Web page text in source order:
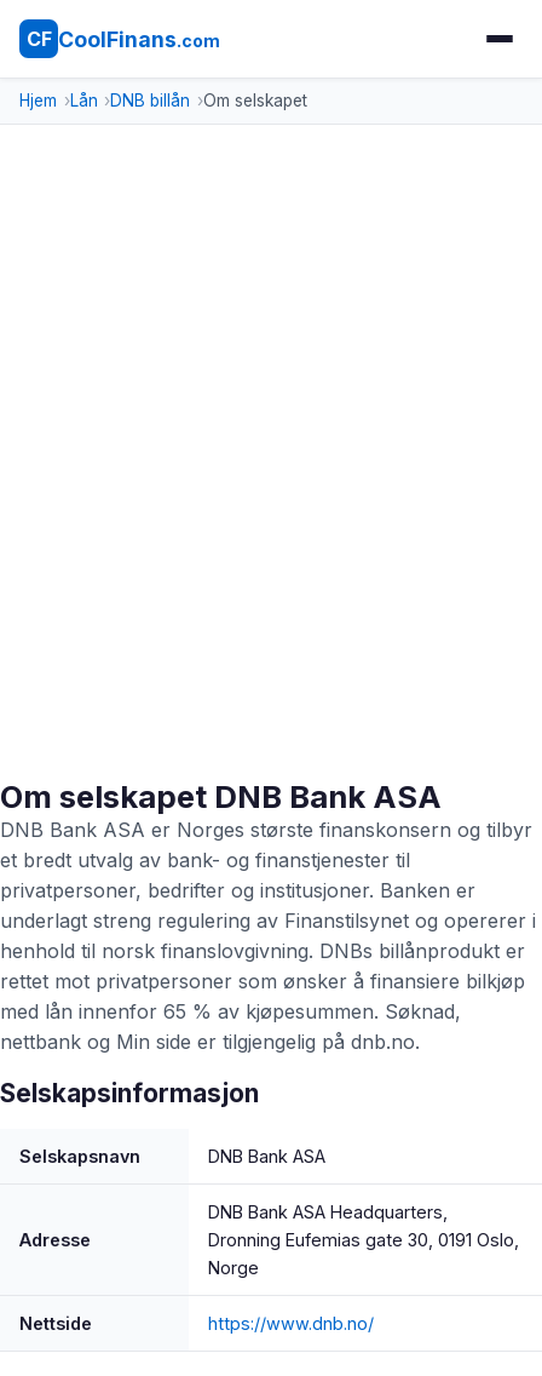
CF CoolFinans.com
Hjem Lån DNB billån Om selskapet
Om selskapet DNB Bank ASA
DNB Bank ASA er Norges største finanskonsern og tilbyr
et bredt utvalg av bank- og finanstjenester til
privatpersoner, bedrifter og institusjoner. Banken er
underlagt streng regulering av Finanstilsynet og opererer i
henhold til norsk finanslovgivning. DNBs billånprodukt er
rettet mot privatpersoner som ønsker å finansiere bilkjøp
med lån innenfor 65 % av kjøpesummen. Søknad,
nettbank og Min side er tilgjengelig på dnb.no.
Selskapsinformasjon
Selskapsnavn DNB Bank ASA
Adresse
DNB Bank ASA Headquarters,
Dronning Eufemias gate 30, 0191 Oslo,
Norge
Nettside https://www.dnb.no/